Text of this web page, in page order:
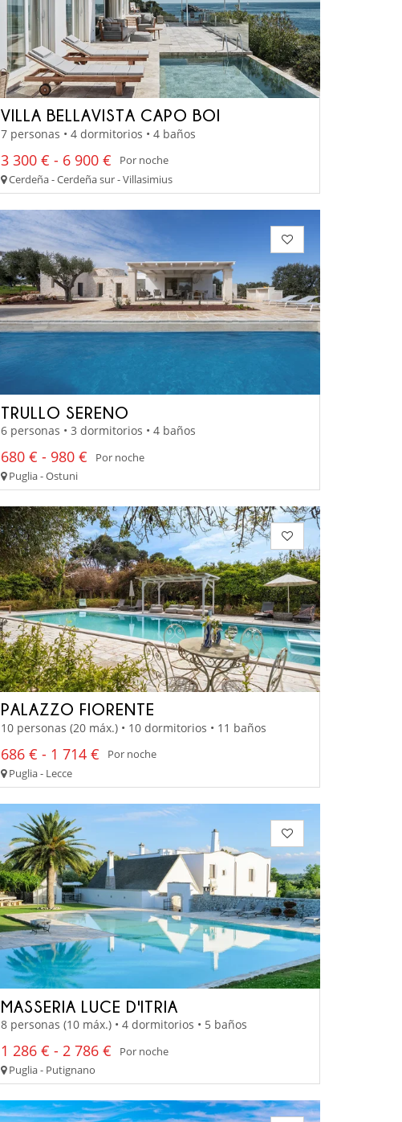
VILLA BELLAVISTA CAPO BOI
7 personas • 4 dormitorios • 4 baños
3 300 € - 6 900 €
Por noche
Cerdeña - Cerdeña sur - Villasimius
TRULLO SERENO
6 personas • 3 dormitorios • 4 baños
680 € - 980 €
Por noche
Puglia - Ostuni
PALAZZO FIORENTE
10 personas (20 máx.) • 10 dormitorios • 11 baños
686 € - 1 714 €
Por noche
Puglia - Lecce
MASSERIA LUCE D'ITRIA
8 personas (10 máx.) • 4 dormitorios • 5 baños
1 286 € - 2 786 €
Por noche
Puglia - Putignano